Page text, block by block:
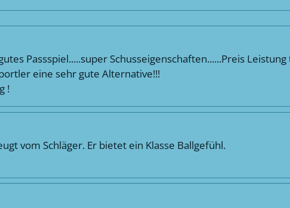
Passspiel.....super Schusseigenschaften......Preis Leistung
eine sehr gute Alternative!!!
!
vom Schläger. Er bietet ein Klasse Ballgefühl.